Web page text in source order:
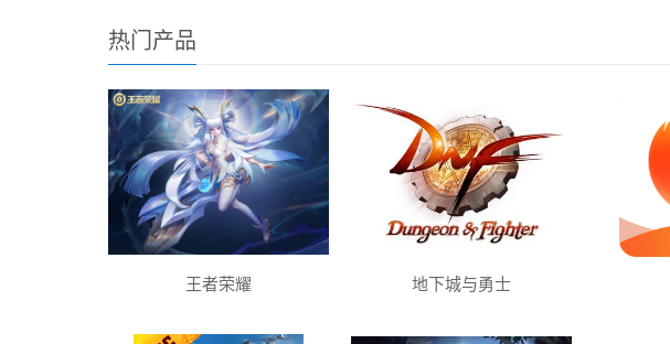
热门产品
王者荣耀 地下城与勇士